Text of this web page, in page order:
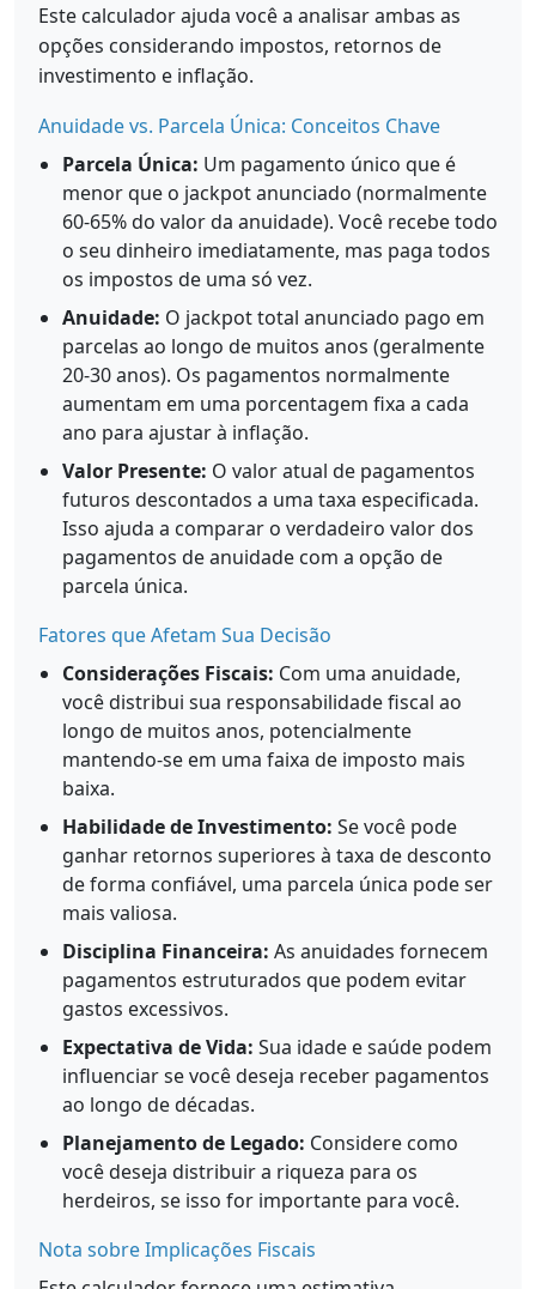
Este calculador ajuda você a analisar ambas as
opções considerando impostos, retornos de
investimento e inflação.
Anuidade vs. Parcela Única: Conceitos Chave
Parcela Única: Um pagamento único que é
menor que o jackpot anunciado (normalmente
60-65% do valor da anuidade). Você recebe todo
o seu dinheiro imediatamente, mas paga todos
os impostos de uma só vez.
Anuidade: O jackpot total anunciado pago em
parcelas ao longo de muitos anos (geralmente
20-30 anos). Os pagamentos normalmente
aumentam em uma porcentagem fixa a cada
ano para ajustar à inflação.
Valor Presente: O valor atual de pagamentos
futuros descontados a uma taxa especificada.
Isso ajuda a comparar o verdadeiro valor dos
pagamentos de anuidade com a opção de
parcela única.
Fatores que Afetam Sua Decisão
Considerações Fiscais: Com uma anuidade,
você distribui sua responsabilidade fiscal ao
longo de muitos anos, potencialmente
mantendo-se em uma faixa de imposto mais
baixa.
Habilidade de Investimento: Se você pode
ganhar retornos superiores à taxa de desconto
de forma confiável, uma parcela única pode ser
mais valiosa.
Disciplina Financeira: As anuidades fornecem
pagamentos estruturados que podem evitar
gastos excessivos.
Expectativa de Vida: Sua idade e saúde podem
influenciar se você deseja receber pagamentos
ao longo de décadas.
Planejamento de Legado: Considere como
você deseja distribuir a riqueza para os
herdeiros, se isso for importante para você.
Nota sobre Implicações Fiscais